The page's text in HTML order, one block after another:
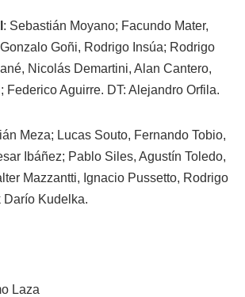
: Sebastián Moyano; Facundo Mater,
Goñi, Rodrigo Insúa; Rodrigo
Nicolás Demartini, Alan Cantero,
Federico Aguirre. DT: Alejandro Orfila.
Meza; Lucas Souto, Fernando Tobio,
Ibáñez; Pablo Siles, Agustín Toledo,
Mazzantti, Ignacio Pussetto, Rodrigo
Darío Kudelka.
Laza